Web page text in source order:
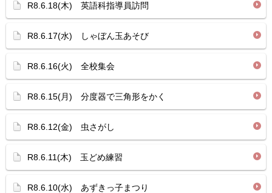
R8.6.18(木) 英語科指導員訪問
R8.6.17(水) しゃぼん玉あそび
R8.6.16(火) 全校集会
R8.6.15(月) 分度器で三角形をかく
R8.6.12(金) 虫さがし
R8.6.11(木) 玉どめ練習
R8.6.10(水) あずきっ子まつり